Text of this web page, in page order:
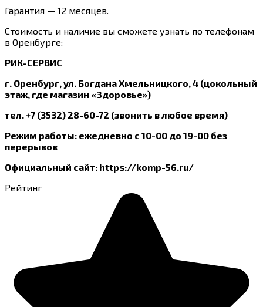
Гарантия — 12 месяцев.
Стоимость и наличие вы сможете узнать по телефонам
в Оренбурге:
РИК-СЕРВИС
г. Оренбург, ул. Богдана Хмельницкого, 4 (цокольный
этаж, где магазин «Здоровье»)
тел. +7 (3532) 28-60-72 (звонить в любое время)
Режим работы: ежедневно с 10-00 до 19-00 без
перерывов
Официальный сайт: https://komp-56.ru/
Рейтинг